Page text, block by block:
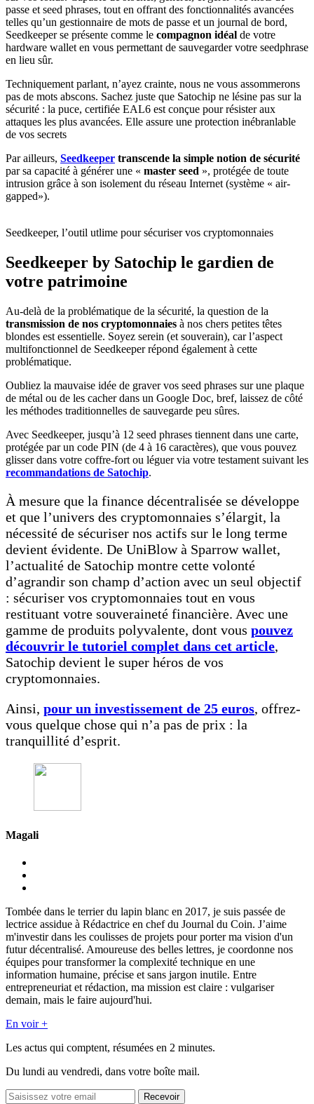
passe et seed phrases, tout en offrant des fonctionnalités avancées
telles qu’un gestionnaire de mots de passe et un journal de bord,
Seedkeeper se présente comme le compagnon idéal de votre
hardware wallet en vous permettant de sauvegarder votre seedphrase
en lieu sûr.
Techniquement parlant, n’ayez crainte, nous ne vous assommerons
pas de mots abscons. Sachez juste que Satochip ne lésine pas sur la
sécurité : la puce, certifiée EAL6 est conçue pour résister aux
attaques les plus avancées. Elle assure une protection inébranlable
de vos secrets
Par ailleurs, Seedkeeper transcende la simple notion de sécurité
par sa capacité à générer une « master seed », protégée de toute
intrusion grâce à son isolement du réseau Internet (système « air-
gapped»).
Seedkeeper, l’outil utlime pour sécuriser vos cryptomonnaies
Seedkeeper by Satochip le gardien de
votre patrimoine
Au-delà de la problématique de la sécurité, la question de la
transmission de nos cryptomonnaies à nos chers petites têtes
blondes est essentielle. Soyez serein (et souverain), car l’aspect
multifonctionnel de Seedkeeper répond également à cette
problématique.
Oubliez la mauvaise idée de graver vos seed phrases sur une plaque
de métal ou de les cacher dans un Google Doc, bref, laissez de côté
les méthodes traditionnelles de sauvegarde peu sûres.
Avec Seedkeeper, jusqu’à 12 seed phrases tiennent dans une carte,
protégée par un code PIN (de 4 à 16 caractères), que vous pouvez
glisser dans votre coffre-fort ou léguer via votre testament suivant les
recommandations de Satochip.
À mesure que la finance décentralisée se développe
et que l’univers des cryptomonnaies s’élargit, la
nécessité de sécuriser nos actifs sur le long terme
devient évidente. De UniBlow à Sparrow wallet,
l’actualité de Satochip montre cette volonté
d’agrandir son champ d’action avec un seul objectif
: sécuriser vos cryptomonnaies tout en vous
restituant votre souveraineté financière. Avec une
gamme de produits polyvalente, dont vous pouvez
découvrir le tutoriel complet dans cet article,
Satochip devient le super héros de vos
cryptomonnaies.
Ainsi, pour un investissement de 25 euros, offrez-
vous quelque chose qui n’a pas de prix : la
tranquillité d’esprit.
Magali
Tombée dans le terrier du lapin blanc en 2017, je suis passée de
lectrice assidue à Rédactrice en chef du Journal du Coin. J’aime
m'investir dans les coulisses de projets pour porter ma vision d'un
futur décentralisé. Amoureuse des belles lettres, je coordonne nos
équipes pour transformer la complexité technique en une
information humaine, précise et sans jargon inutile. Entre
entrepreneuriat et rédaction, ma mission est claire : vulgariser
demain, mais le faire aujourd'hui.
En voir +
Les actus qui comptent, résumées en 2 minutes.
Du lundi au vendredi, dans votre boîte mail.
Recevoir